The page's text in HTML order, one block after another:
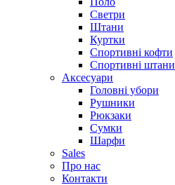
Светри
Штани
Куртки
Cпортивні кофти
Спортивні штани
Аксесуари
Головні убори
Рушники
Рюкзаки
Сумки
Шарфи
Sales
Про нас
Контакти